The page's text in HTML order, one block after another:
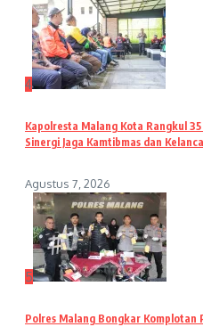
4
Kapolresta Malang Kota Rangkul
Sinergi Jaga Kamtibmas dan
Agustus 7, 2026
5
Polres Malang Bongkar Komplotan